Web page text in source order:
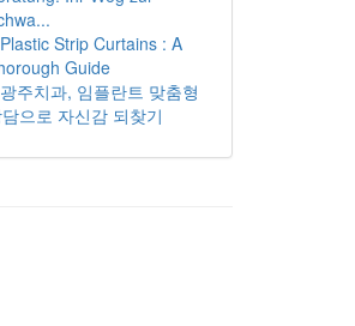
Plastic Strip Curtains : A
Guide
광주치과, 임플란트 맞춤형
으로 자신감 되찾기